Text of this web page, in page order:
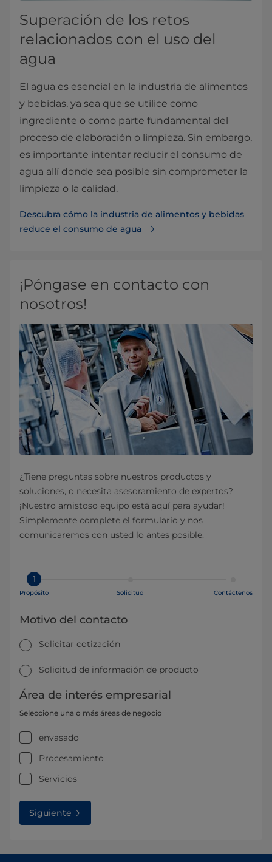
Superación de los retos
relacionados con el uso del
agua
El agua es esencial en la industria de alimentos
y bebidas, ya sea que se utilice como
ingrediente o como parte fundamental del
proceso de elaboración o limpieza. Sin embargo,
es importante intentar reducir el consumo de
agua allí donde sea posible sin comprometer la
limpieza o la calidad.
Descubra cómo la industria de alimentos y bebidas
reduce el consumo de agua
¡Póngase en contacto con
nosotros!
¿Tiene preguntas sobre nuestros productos y
soluciones, o necesita asesoramiento de expertos?
¡Nuestro amistoso equipo está aquí para ayudar!
Simplemente complete el formulario y nos
comunicaremos con usted lo antes posible.
1
Propósito Solicitud Contáctenos
Motivo del contacto
Solicitar cotización
Solicitud de información de producto
Área de interés empresarial
Seleccione una o más áreas de negocio
envasado
Procesamiento
Servicios
Siguiente